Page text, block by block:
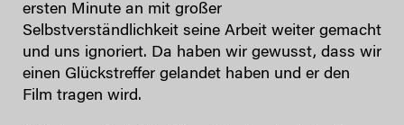
ersten Minute an mit großer
Selbstverständlichkeit seine Arbeit weiter gemacht
und uns ignoriert. Da haben wir gewusst, dass wir
einen Glückstreffer gelandet haben und er den
Film tragen wird.